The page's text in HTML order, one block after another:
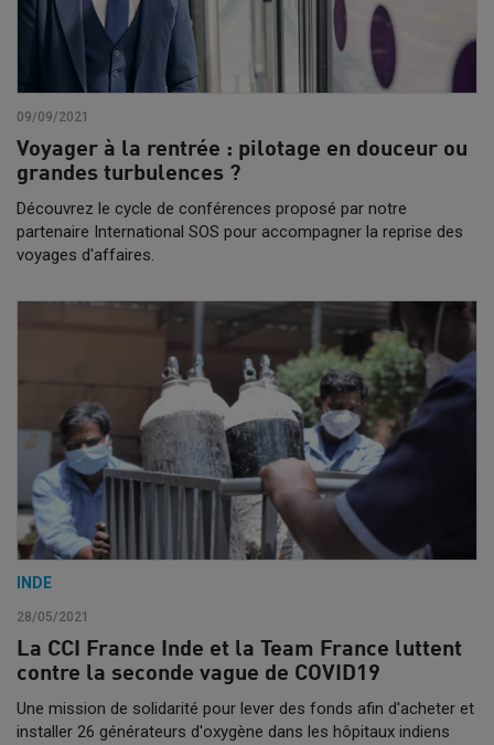
09/09/2021
Voyager à la rentrée : pilotage en douceur ou
grandes turbulences ?
Découvrez le cycle de conférences proposé par notre
partenaire International SOS pour accompagner la reprise des
voyages d'affaires.
INDE
28/05/2021
La CCI France Inde et la Team France luttent
contre la seconde vague de COVID19
Une mission de solidarité pour lever des fonds afin d'acheter et
installer 26 générateurs d'oxygène dans les hôpitaux indiens